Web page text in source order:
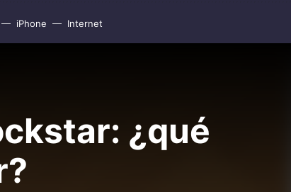
iPhone Internet
¿qué